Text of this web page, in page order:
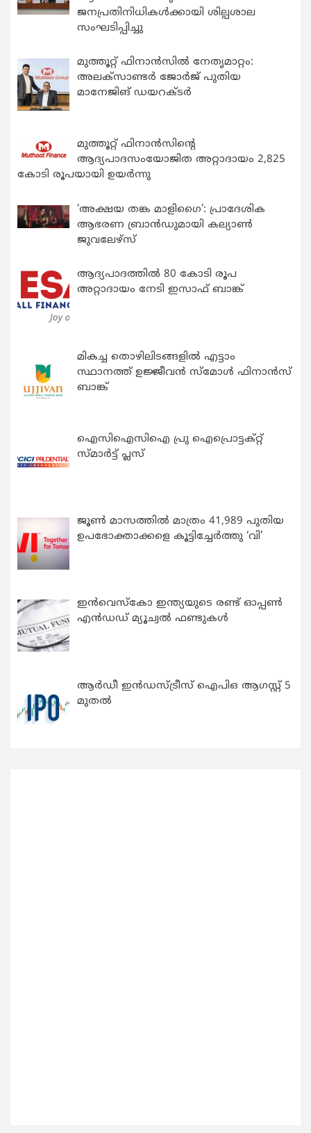
ജനപ്രതിനിധികൾക്കായി ശില്പശാല
സംഘടിപ്പിച്ചു
മുത്തൂറ്റ് ഫിനാൻസിൽ നേതൃമാറ്റം:
അലക്സാണ്ടർ ജോർജ് പുതിയ
മാനേജിങ് ഡയറക്ടർ
മുത്തൂറ്റ് ഫിനാൻസിന്റെ
ആദ്യപാദസംയോജിത അറ്റാദായം 2,825
കോടി രൂപയായി ഉയർന്നു
‘അക്ഷയ തങ്ക മാളിഗൈ’: പ്രാദേശിക
ആഭരണ ബ്രാന്‍ഡുമായി കല്യാണ്‍
ജുവലേഴ്‌സ്
ആദ്യപാദത്തിൽ 80 കോടി രൂപ
അറ്റാദായം നേടി ഇസാഫ് ബാങ്ക്
മികച്ച തൊഴിലിടങ്ങളിൽ എട്ടാം
സ്ഥാനത്ത് ഉജ്ജീവൻ സ്മോൾ ഫിനാൻസ്
ബാങ്ക്
ഐസിഐസിഐ പ്രു ഐപ്രൊട്ടക്റ്റ്
സ്മാർട്ട് പ്ലസ്
ജൂൺ മാസത്തിൽ മാത്രം 41,989 പുതിയ
ഉപഭോക്താക്കളെ കൂട്ടിച്ചേർത്തു ‘വി’
ഇന്‍വെസ്കോ ഇന്ത്യയുടെ രണ്ട് ഓപ്പണ്‍
എന്‍ഡഡ് മ്യൂച്വല്‍ ഫണ്ടുകള്‍
ആർഡീ ഇൻഡസ്ട്രീസ് ഐപിഒ ആഗസ്റ്റ് 5
മുതൽ